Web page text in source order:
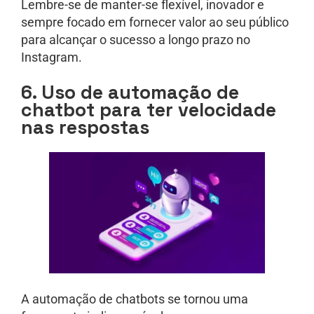
Lembre-se de manter-se flexível, inovador e
sempre focado em fornecer valor ao seu público
para alcançar o sucesso a longo prazo no
Instagram.
6. Uso de automação de
chatbot para ter velocidade
nas respostas
A automação de chatbots se tornou uma